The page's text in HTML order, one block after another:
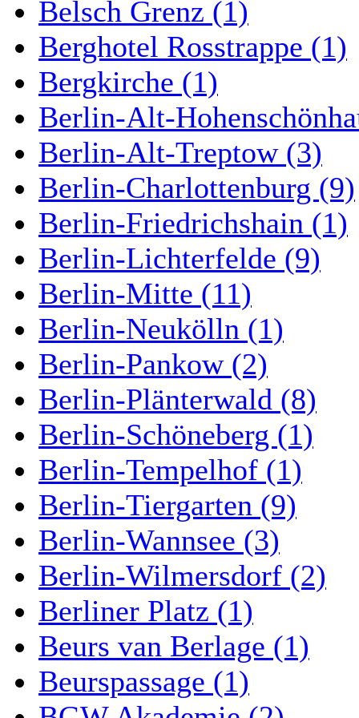
Belsch Grenz (1)
Berghotel Rosstrappe (1)
Bergkirche (1)
Berlin-Alt-
Berlin-Alt-Treptow (3)
Berlin-Charlottenburg (9)
Berlin-Friedrichshain (1)
Berlin-Lichterfelde (9)
Berlin-Mitte (11)
Berlin-Neukölln (1)
Berlin-Pankow (2)
Berlin-Plänterwald (8)
Berlin-Schöneberg (1)
Berlin-Tempelhof (1)
Berlin-Tiergarten (9)
Berlin-Wannsee (3)
Berlin-Wilmersdorf (2)
Berliner Platz (1)
Beurs van Berlage (1)
Beurspassage (1)